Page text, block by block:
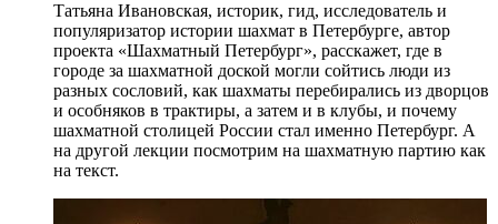
Татьяна Ивановская, историк, гид, исследователь и
популяризатор истории шахмат в Петербурге, автор
проекта «Шахматный Петербург», расскажет, где в
городе за шахматной доской могли сойтись люди из
разных сословий, как шахматы перебирались из дворцов
и особняков в трактиры, а затем и в клубы, и почему
шахматной столицей России стал именно Петербург. А
на другой лекции посмотрим на шахматную партию как
на текст.